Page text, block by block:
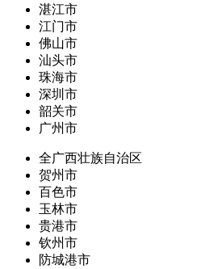
湛江市
江门市
佛山市
汕头市
珠海市
深圳市
韶关市
广州市
全广西壮族自治区
贺州市
百色市
玉林市
贵港市
钦州市
防城港市